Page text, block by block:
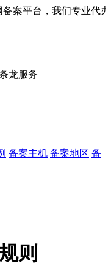
平台，我们专业代办
龙服务
备案主机 备案地区 备
则